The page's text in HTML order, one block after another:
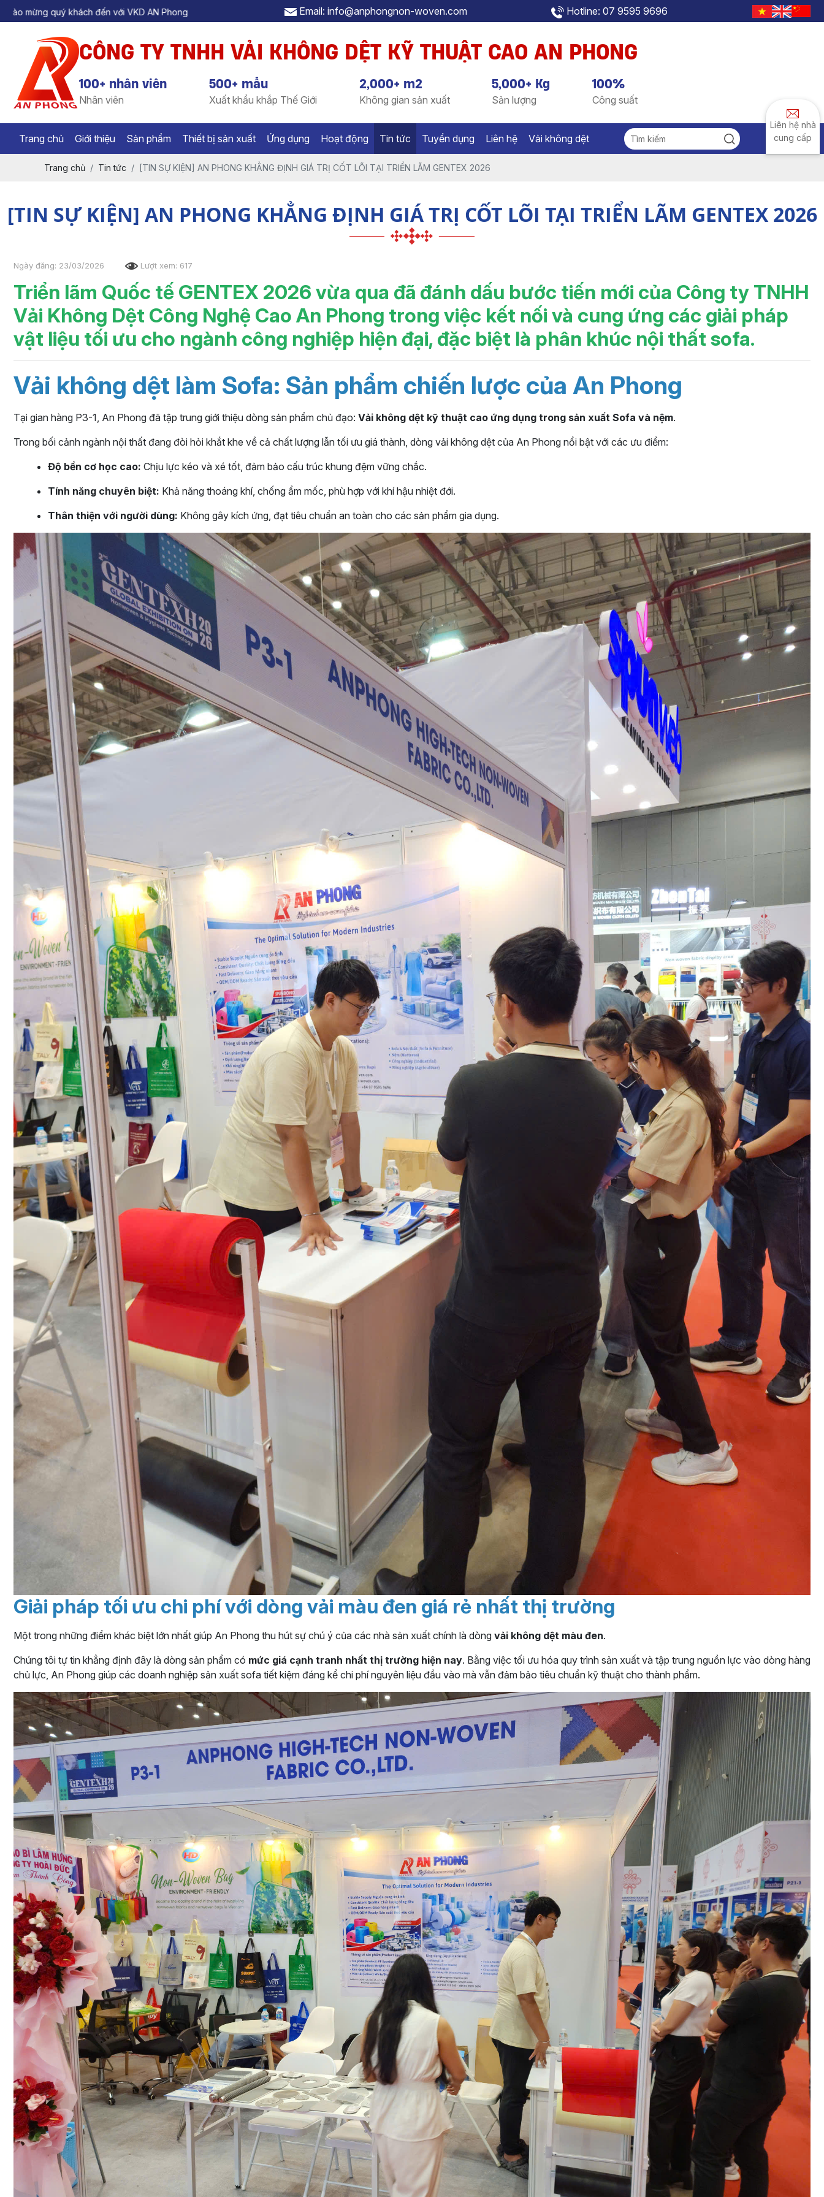
với VKD AN Phong Email: info@anphongnon-woven.com Hotline: 07 9595 9696
CÔNG TY TNHH VẢI KHÔNG DỆT KỸ THUẬT CAO AN PHONG
100+ nhân viên
Nhân viên
500+ mẫu
Xuất khẩu khắp Thế Giới
2,000+ m2
Không gian sản xuất
5,000+ Kg
Sản lượng
100%
Công suất
Trang chủ Giới thiệu Sản phẩm Thiết bị sản xuất Ứng dụng Hoạt động Tin tức Tuyển dụng Liên hệ Vải không dệt
Liên hệ nhà
cung cấp
Trang chủ Tin tức [TIN SỰ KIỆN] AN PHONG KHẲNG ĐỊNH GIÁ TRỊ CỐT LÕI TẠI TRIỂN LÃM GENTEX 2026
[TIN SỰ KIỆN] AN PHONG KHẲNG ĐỊNH GIÁ TRỊ CỐT LÕI TẠI TRIỂN LÃM GENTEX 2026
Ngày đăng: 23/03/2026 Lượt xem: 617
Triển lãm Quốc tế GENTEX 2026 vừa qua đã đánh dấu bước tiến mới của Công ty TNHH
Vải Không Dệt Công Nghệ Cao An Phong trong việc kết nối và cung ứng các giải pháp
vật liệu tối ưu cho ngành công nghiệp hiện đại, đặc biệt là phân khúc nội thất sofa.
Vải không dệt làm Sofa: Sản phẩm chiến lược của An Phong
Tại gian hàng P3-1, An Phong đã tập trung giới thiệu dòng sản phẩm chủ đạo: Vải không dệt kỹ thuật cao ứng dụng trong sản xuất Sofa và nệm.
Trong bối cảnh ngành nội thất đang đòi hỏi khắt khe về cả chất lượng lẫn tối ưu giá thành, dòng vải không dệt của An Phong nổi bật với các ưu điểm:
Độ bền cơ học cao: Chịu lực kéo và xé tốt, đảm bảo cấu trúc khung đệm vững chắc.
Tính năng chuyên biệt: Khả năng thoáng khí, chống ẩm mốc, phù hợp với khí hậu nhiệt đới.
Thân thiện với người dùng: Không gây kích ứng, đạt tiêu chuẩn an toàn cho các sản phẩm gia dụng.
Giải pháp tối ưu chi phí với dòng vải màu đen giá rẻ nhất thị trường
Một trong những điểm khác biệt lớn nhất giúp An Phong thu hút sự chú ý của các nhà sản xuất chính là dòng vải không dệt màu đen.
Chúng tôi tự tin khẳng định đây là dòng sản phẩm có mức giá cạnh tranh nhất thị trường hiện nay. Bằng việc tối ưu hóa quy trình sản xuất và tập trung nguồn lực vào dòng hàng
chủ lực, An Phong giúp các doanh nghiệp sản xuất sofa tiết kiệm đáng kể chi phí nguyên liệu đầu vào mà vẫn đảm bảo tiêu chuẩn kỹ thuật cho thành phẩm.